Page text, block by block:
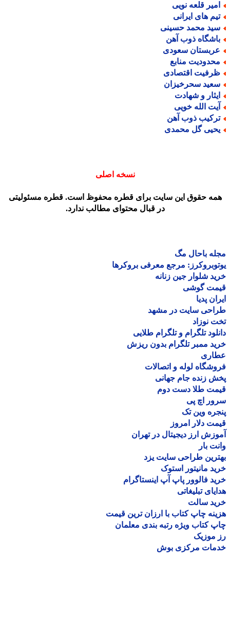
قلعه نویی
های ایرانی
محمد حسینی
ذوب آهن
سعودی
منابع
اقتصادی
سحرخیزان
و شهادت
الله خویی
ذوب آهن
گل محمدی
نسخه اصلی
حقوق این سایت برای قطره محفوظ است. قطره مسئولیتی
در قبال محتوای مطالب ندارد.
باحال مگ
مرجع معرفی بروکرها
شلوار جین زنانه
گوشی
پدیا
سایت در مشهد
نوزاد
تلگرام و تلگرام طلایی
ممبر تلگرام بدون ریزش
لوله و اتصالات
زنده جام جهانی
طلا دست دوم
اچ پی
وین تک
دلار امروز
ارز دیجیتال در تهران
بار
طراحی سایت یزد
مانیتور استوک
فالوور پاپ آپ اینستاگرام
تبلیغاتی
سالت
چاپ کتاب با ارزان ترین قیمت
کتاب ویژه رتبه بندی معلمان
موزیک
مرکزی بوش